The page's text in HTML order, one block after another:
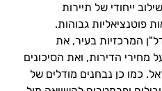
2026, עם שילוב ייחודי של תיירות
פוטנציאליות גבוהות.
המרכזיות בעיר, את
הדירות, ואת הסיכונים
כמו כן נבחנים מודלים של